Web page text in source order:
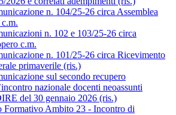
n. 104/25-26 circa Assemblea
n. 102 e 103/25-26 circa
c.m.
n. 101/25-26 circa Ricevimento
primaverile (ris.)
sul secondo recupero
nazionale docenti neoassunti
del 30 gennaio 2026 (ris.)
Formativo Ambito 23 - Incontro di